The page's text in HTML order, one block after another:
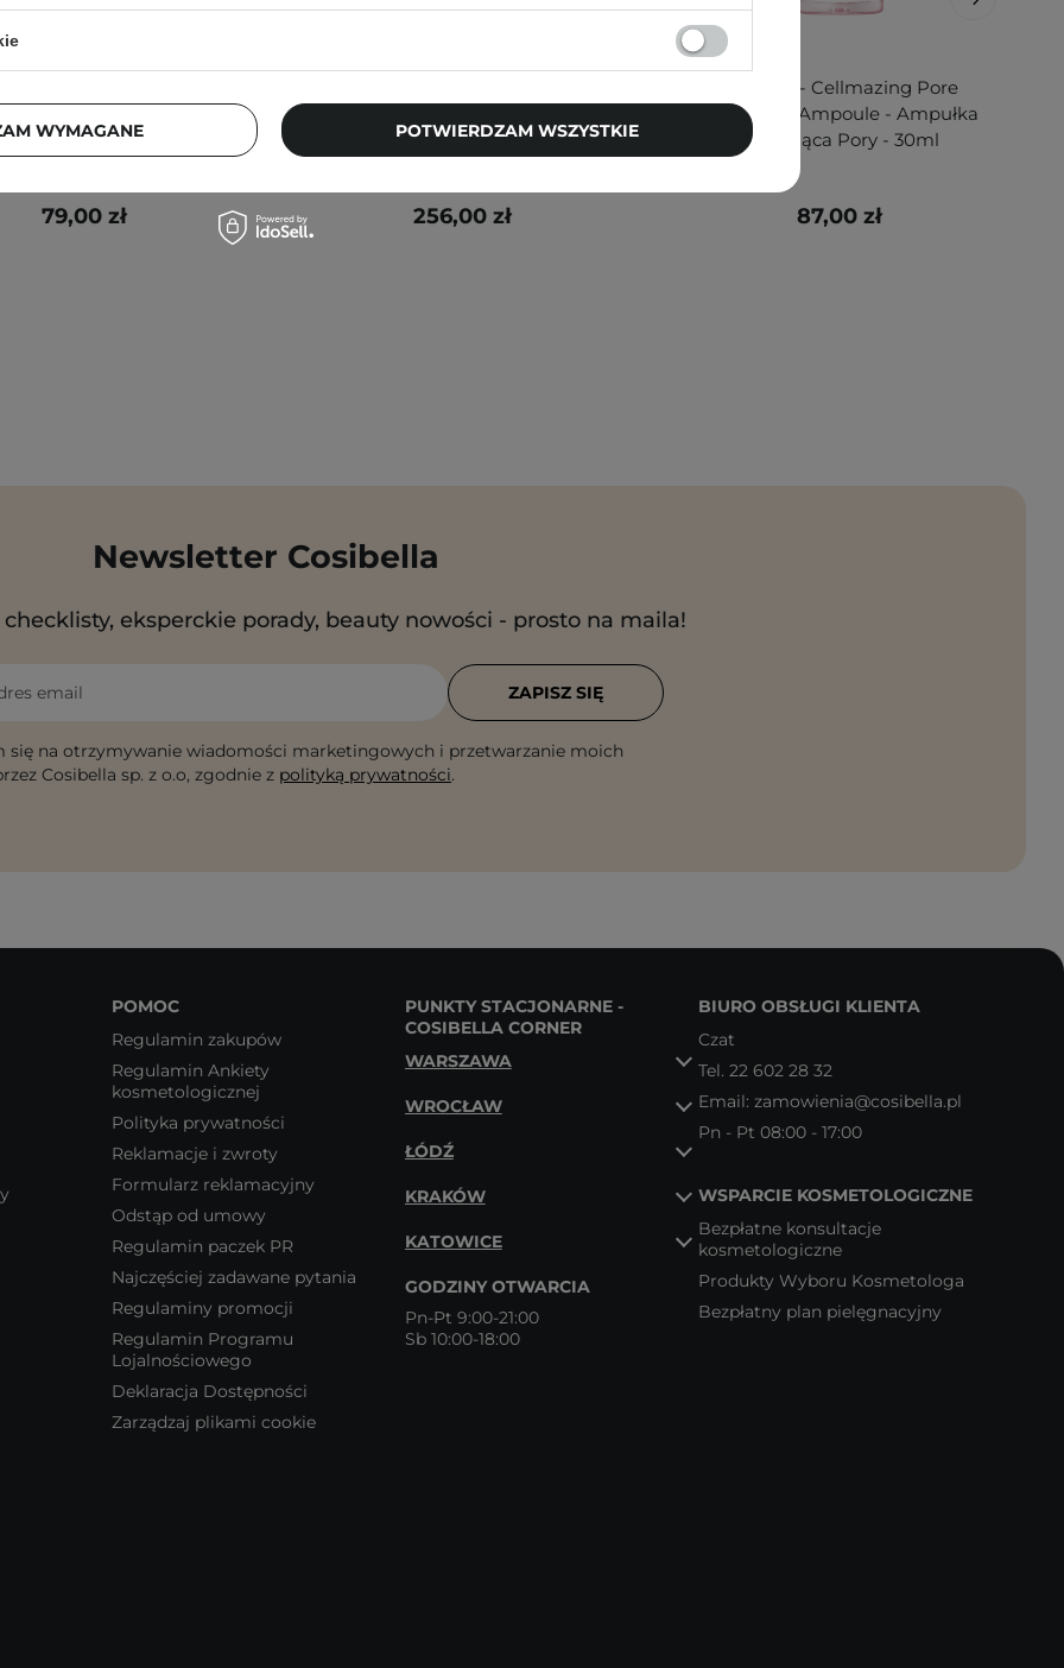
Twarzy - 200g
79,00 zł
Przeciwstarzeniowe - 30ml
256,00 zł
Torriden - Cellmazing Pore
Perfecting Ampoule - Ampułka
Zwężająca Pory - 30ml
87,00 zł
Newsletter Cosibella
eksperckie porady, beauty nowości - prosto na maila!
email
się na otrzymywanie wiadomości marketingowych i przetwarzanie moich
Cosibella sp. z o.o, zgodnie z polityką prywatności.
ZAPISZ SIĘ
POMOC
Regulamin zakupów
Regulamin Ankiety
kosmetologicznej
Polityka prywatności
Reklamacje i zwroty
Formularz reklamacyjny
Odstąp od umowy
Regulamin paczek PR
Najczęściej zadawane pytania
Regulaminy promocji
Regulamin Programu
Lojalnościowego
Deklaracja Dostępności
Zarządzaj plikami cookie
PUNKTY STACJONARNE -
COSIBELLA CORNER
WARSZAWA
WROCŁAW
ŁÓDŹ
KRAKÓW
KATOWICE
GODZINY OTWARCIA
Pn-Pt 9:00-21:00
Sb 10:00-18:00
BIURO OBSŁUGI KLIENTA
Czat
Tel. 22 602 28 32
Email: zamowienia@cosibella.pl
Pn - Pt 08:00 - 17:00
WSPARCIE KOSMETOLOGICZNE
Bezpłatne konsultacje
kosmetologiczne
Produkty Wyboru Kosmetologa
Bezpłatny plan pielęgnacyjny
WYMAGANE POTWIERDZAM WSZYSTKIE